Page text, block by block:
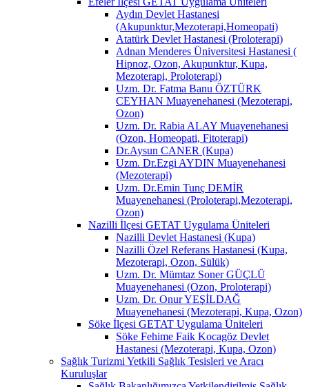
Aydın Devlet Hastanesi
(Akupunktur,Mezoterapi,Homeopati)
Atatürk Devlet Hastanesi (Proloterapi)
Adnan Menderes Üniversitesi Hastanesi (
Hipnoz, Ozon, Akupunktur, Kupa,
Mezoterapi, Proloterapi)
Uzm. Dr. Fatma Banu ÖZTÜRK
CEYHAN Muayenehanesi (Mezoterapi,
Ozon)
Uzm. Dr. Rabia ALAY Muayenehanesi
(Ozon, Homeopati, Fitoterapi)
Dr.Aysun CANER (Kupa)
Uzm. Dr.Ezgi AYDIN Muayenehanesi
(Mezoterapi)
Uzm. Dr.Emin Tunç DEMİR
Muayenehanesi (Proloterapi,Mezoterapi,
Ozon)
Nazilli İlçesi GETAT Uygulama Üniteleri
Nazilli Devlet Hastanesi (Kupa)
Nazilli Özel Referans Hastanesi (Kupa,
Mezoterapi, Ozon, Sülük)
Uzm. Dr. Mümtaz Soner GÜÇLÜ
Muayenehanesi (Ozon, Proloterapi)
Uzm. Dr. Onur YEŞİLDAĞ
Muayenehanesi (Mezoterapi, Kupa, Ozon)
Söke İlçesi GETAT Uygulama Üniteleri
Söke Fehime Faik Kocagöz Devlet
Hastanesi (Mezoterapi, Kupa, Ozon)
Sağlık Turizmi Yetkili Sağlık Tesisleri ve Aracı
Kuruluşlar